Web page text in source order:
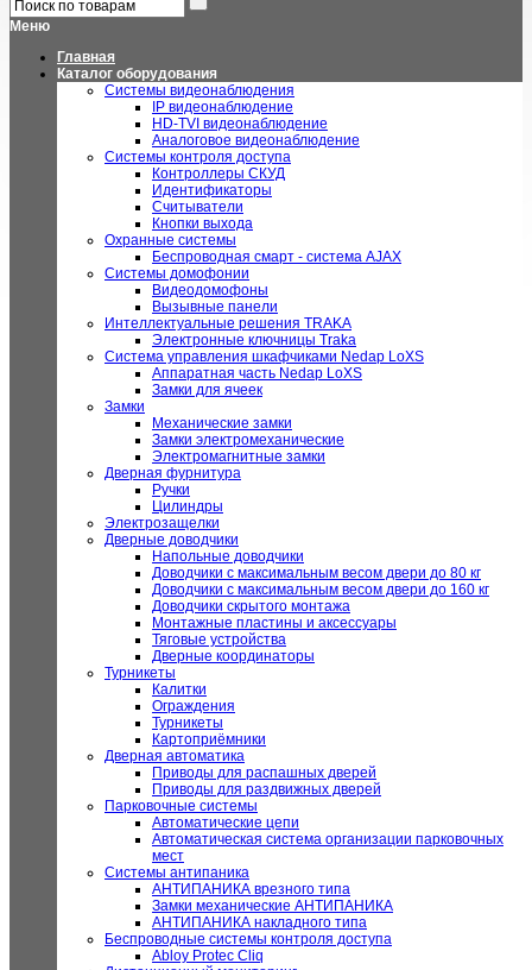
Меню
Главная
Каталог оборудования
Системы видеонаблюдения
IP видеонаблюдение
HD-TVI видеонаблюдение
Аналоговое видеонаблюдение
Системы контроля доступа
Контроллеры СКУД
Идентификаторы
Считыватели
Кнопки выхода
Охранные системы
Беспроводная смарт - система AJAX
Системы домофонии
Видеодомофоны
Вызывные панели
Интеллектуальные решения TRAKA
Электронные ключницы Traka
Система управления шкафчиками Nedap LoXS
Аппаратная часть Nedap LoXS
Замки для ячеек
Замки
Механические замки
Замки электромеханические
Электромагнитные замки
Дверная фурнитура
Ручки
Цилиндры
Электрозащелки
Дверные доводчики
Напольные доводчики
Доводчики с максимальным весом двери до 80 кг
Доводчики с максимальным весом двери до 160 кг
Доводчики скрытого монтажа
Монтажные пластины и аксессуары
Тяговые устройства
Дверные координаторы
Турникеты
Калитки
Ограждения
Турникеты
Картоприёмники
Дверная автоматика
Приводы для распашных дверей
Приводы для раздвижных дверей
Парковочные системы
Автоматические цепи
Автоматическая система организации парковочных
мест
Системы антипаника
АНТИПАНИКА врезного типа
Замки механические АНТИПАНИКА
АНТИПАНИКА накладного типа
Беспроводные системы контроля доступа
Abloy Protec Cliq